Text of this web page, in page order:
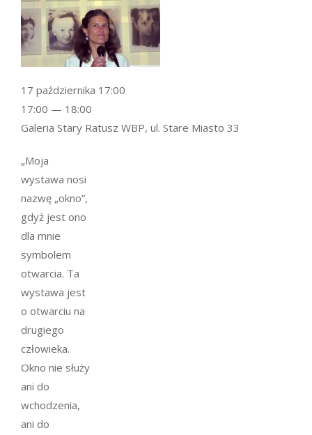
„Moja
wystawa nosi
nazwę „okno”,
gdyż jest ono
dla mnie
symbolem
otwarcia. Ta
wystawa jest
o otwarciu na
drugiego
człowieka.
Okno nie służy
ani do
wchodzenia,
ani do
17 października 17:00
17:00 — 18:00
Galeria Stary Ratusz WBP, ul. Stare Miasto 33